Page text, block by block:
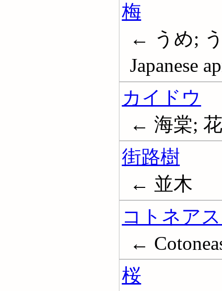
梅
← うめ;
Japanese
カイドウ
← 海棠;
街路樹
← 並木
コトネア
←
桜